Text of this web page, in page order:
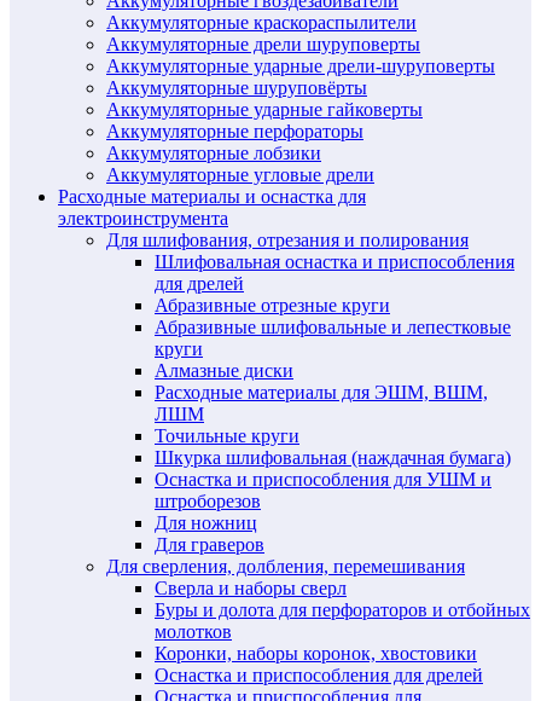
Аккумуляторные краскораспылители
Аккумуляторные дрели шуруповерты
Аккумуляторные ударные дрели-шуруповерты
Аккумуляторные шуруповёрты
Аккумуляторные ударные гайковерты
Аккумуляторные перфораторы
Аккумуляторные лобзики
Аккумуляторные угловые дрели
Расходные материалы и оснастка для
электроинструмента
Для шлифования, отрезания и полирования
Шлифовальная оснастка и приспособления
для дрелей
Абразивные отрезные круги
Абразивные шлифовальные и лепестковые
круги
Алмазные диски
Расходные материалы для ЭШМ, ВШМ,
ЛШМ
Точильные круги
Шкурка шлифовальная (наждачная бумага)
Оснастка и приспособления для УШМ и
штроборезов
Для ножниц
Для граверов
Для сверления, долбления, перемешивания
Сверла и наборы сверл
Буры и долота для перфораторов и отбойных
молотков
Коронки, наборы коронок, хвостовики
Оснастка и приспособления для дрелей
Оснастка и приспособления для